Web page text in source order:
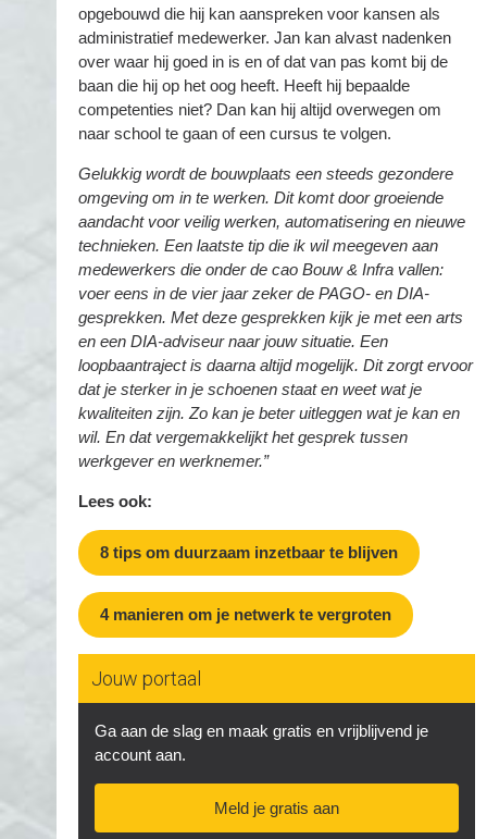
opgebouwd die hij kan aanspreken voor kansen als
administratief medewerker. Jan kan alvast nadenken
over waar hij goed in is en of dat van pas komt bij de
baan die hij op het oog heeft. Heeft hij bepaalde
competenties niet? Dan kan hij altijd overwegen om
naar school te gaan of een cursus te volgen.
Gelukkig wordt de bouwplaats een steeds gezondere
omgeving om in te werken. Dit komt door groeiende
aandacht voor veilig werken, automatisering en nieuwe
technieken. Een laatste tip die ik wil meegeven aan
medewerkers die onder de cao Bouw & Infra vallen:
voer eens in de vier jaar zeker de PAGO- en DIA-
gesprekken. Met deze gesprekken kijk je met een arts
en een DIA-adviseur naar jouw situatie. Een
loopbaantraject is daarna altijd mogelijk. Dit zorgt ervoor
dat je sterker in je schoenen staat en weet wat je
kwaliteiten zijn. Zo kan je beter uitleggen wat je kan en
wil. En dat vergemakkelijkt het gesprek tussen
werkgever en werknemer.”
Lees ook:
8 tips om duurzaam inzetbaar te blijven
4 manieren om je netwerk te vergroten
Jouw portaal
Ga aan de slag en maak gratis en vrijblijvend je
account aan.
Meld je gratis aan